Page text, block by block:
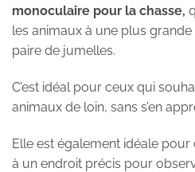
monoculaire pour la chasse,
les animaux à une plus grande
paire de jumelles.
C’est idéal pour ceux qui
animaux de loin, sans s’en
Elle est également idéale pour
à un endroit précis pour